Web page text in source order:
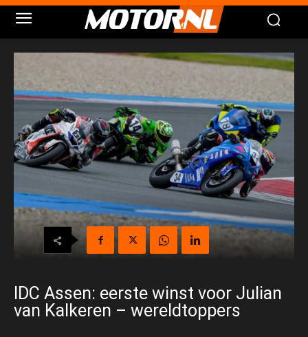
IDC Assen: eerste winst voor Julian
van Kalkeren – wereldtoppers